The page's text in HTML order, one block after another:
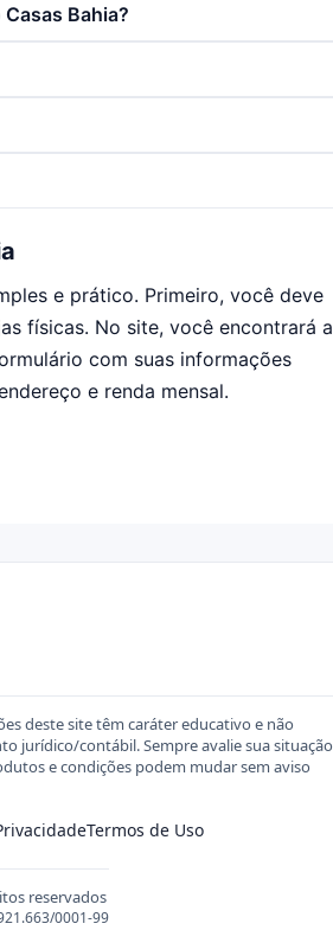
Bahia?
e prático. Primeiro, você deve
físicas. No site, você encontrará a
com suas informações
e renda mensal.
deste site têm caráter educativo e não
jurídico/contábil. Sempre avalie sua situação
e condições podem mudar sem aviso
Termos de Uso
reservados
0001-99